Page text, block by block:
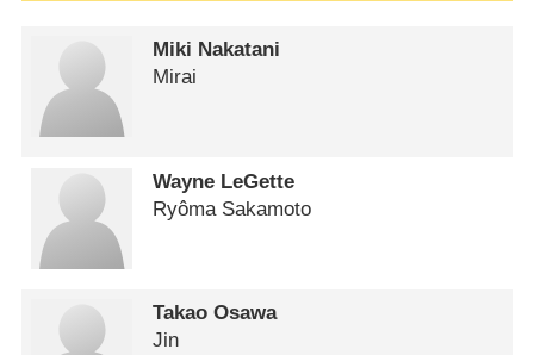
Miki Nakatani
Mirai
Wayne LeGette
Ryôma Sakamoto
Takao Osawa
Jin